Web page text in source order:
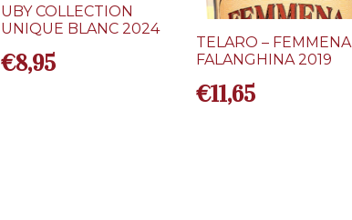
UBY COLLECTION
UNIQUE BLANC 2024
€8,95
TELARO – FEMMENA
FALANGHINA 2019
€11,65